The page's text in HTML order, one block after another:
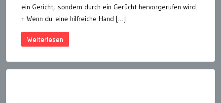
ein Gericht, sondern durch ein Gerücht hervorgerufen wird.
+ Wenn du eine hilfreiche Hand […]
Weiterlesen